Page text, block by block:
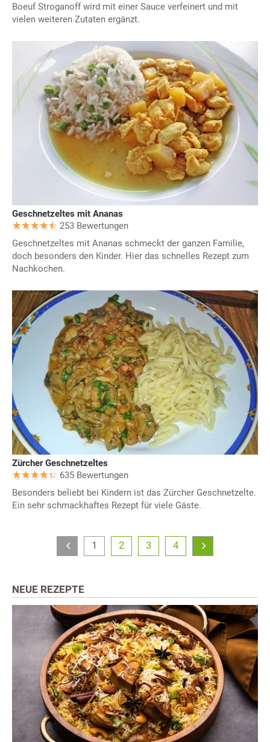
Boeuf Stroganoff wird mit einer Sauce verfeinert und mit
vielen weiteren Zutaten ergänzt.
Geschnetzeltes mit Ananas
253 Bewertungen
Geschnetzeltes mit Ananas schmeckt der ganzen Familie,
doch besonders den Kinder. Hier das schnelles Rezept zum
Nachkochen.
Zürcher Geschnetzeltes
635 Bewertungen
Besonders beliebt bei Kindern ist das Zürcher Geschnetzelte.
Ein sehr schmackhaftes Rezept für viele Gäste.
1 2 3 4
NEUE REZEPTE